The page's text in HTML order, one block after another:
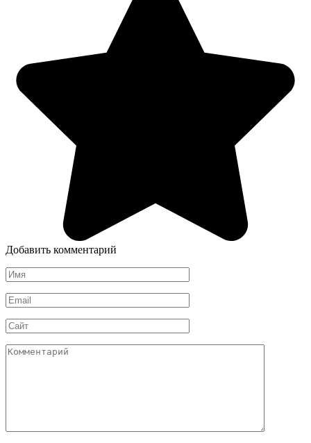
Добавить комментарий
Имя
*
Email
*
Сайт
Комментарий